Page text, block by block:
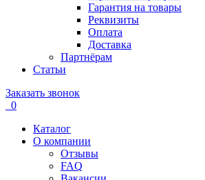
Гарантия на товары
Реквизиты
Оплата
Доставка
Партнёрам
Статьи
Заказать звонок
0
Каталог
О компании
Отзывы
FAQ